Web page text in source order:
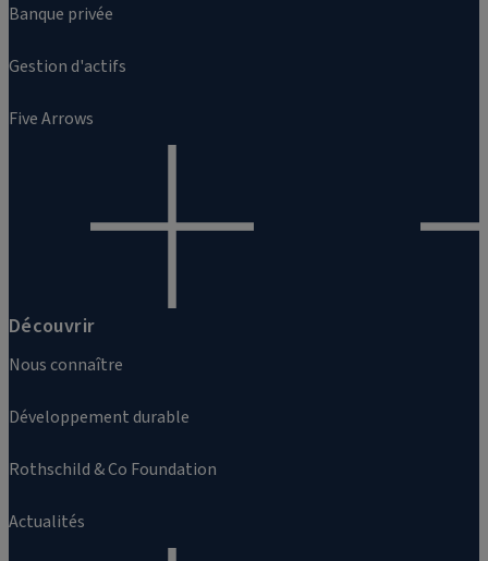
Banque privée
Gestion d'actifs
Five Arrows
Découvrir
Nous connaître
Développement durable
Rothschild & Co Foundation
Actualités